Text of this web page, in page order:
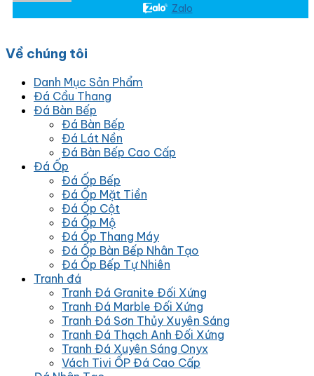
Zalo
Về chúng tôi
Danh Mục Sản Phẩm
Đá Cầu Thang
Đá Bàn Bếp
Đá Bàn Bếp
Đá Lát Nền
Đá Bàn Bếp Cao Cấp
Đá Ốp
Đá Ốp Bếp
Đá Ốp Mặt Tiền
Đá Ốp Cột
Đá Ốp Mộ
Đá Ốp Thang Máy
Đá Ốp Bàn Bếp Nhân Tạo
Đá Ốp Bếp Tự Nhiên
Tranh đá
Tranh Đá Granite Đối Xứng
Tranh Đá Marble Đối Xứng
Tranh Đá Sơn Thủy Xuyên Sáng
Tranh Đá Thạch Anh Đối Xứng
Tranh Đá Xuyên Sáng Onyx
Vách Tivi ỐP Đá Cao Cấp